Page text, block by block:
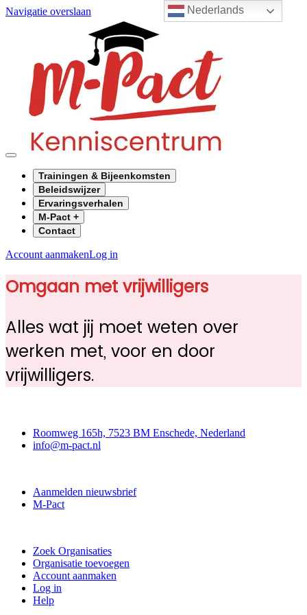
Nederlands
Navigatie overslaan
Trainingen & Bijeenkomsten
Beleidswijzer
Ervaringsverhalen
M-Pact +
Contact
Account aanmakenLog in
Omgaan met vrijwilligers
Alles wat jij moet weten over
werken met, voor en door
vrijwilligers.
Roomweg 165h, 7523 BM Enschede, Nederland
info@m-pact.nl
Aanmelden nieuwsbrief
M-Pact
Zoek Organisaties
Organisatie toevoegen
Account aanmaken
Log in
Help